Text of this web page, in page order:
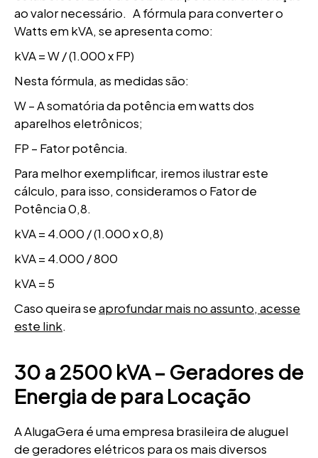
ao valor necessário. A fórmula para converter o
Watts em kVA, se apresenta como:
kVA = W / (1.000 x FP)
Nesta fórmula, as medidas são:
W – A somatória da potência em watts dos
aparelhos eletrônicos;
FP – Fator potência.
Para melhor exemplificar, iremos ilustrar este
cálculo, para isso, consideramos o Fator de
Potência 0,8.
kVA = 4.000 / (1.000 x 0,8)
kVA = 4.000 / 800
kVA = 5
Caso queira seaprofundar mais no assunto, acesse
este link.
30 a 2500 kVA – Geradores de
Energia de para Locação
A AlugaGera é uma empresa brasileira de aluguel
de geradores elétricos para os mais diversos